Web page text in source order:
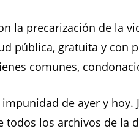
la precarización de la
pública, gratuita y con
comunes,
de ayer y hoy.
todos los archivos de la